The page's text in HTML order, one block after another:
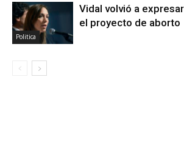
Politica
Vidal volvió a
el proyecto de aborto